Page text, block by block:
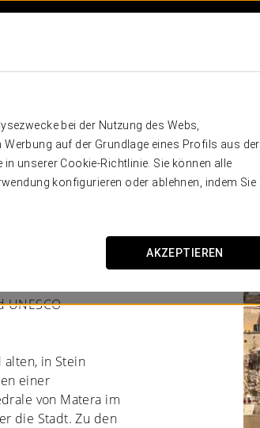
bei der Nutzung des Webs,
auf der Grundlage eines Profils aus der
unserer Cookie-Richtlinie. Sie können alle
konfigurieren oder ablehnen, indem Sie
AKZEPTIEREN
ihrer
UNESCO-
alten, in Stein
einer
von Matera im
die Stadt. Zu den